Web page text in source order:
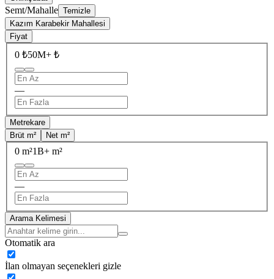
Semt/Mahalle Temizle
Kazım Karabekir Mahallesi
Fiyat
0 ₺50M+ ₺
—
Metrekare
Brüt m²
Net m²
0 m²1B+ m²
—
Arama Kelimesi
Otomatik ara
İlan olmayan seçenekleri gizle